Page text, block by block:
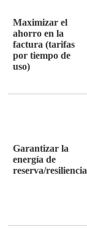
Maximizar el
ahorro en la
factura (tarifas
por tiempo de
uso)
Garantizar la
energía de
reserva/resiliencia